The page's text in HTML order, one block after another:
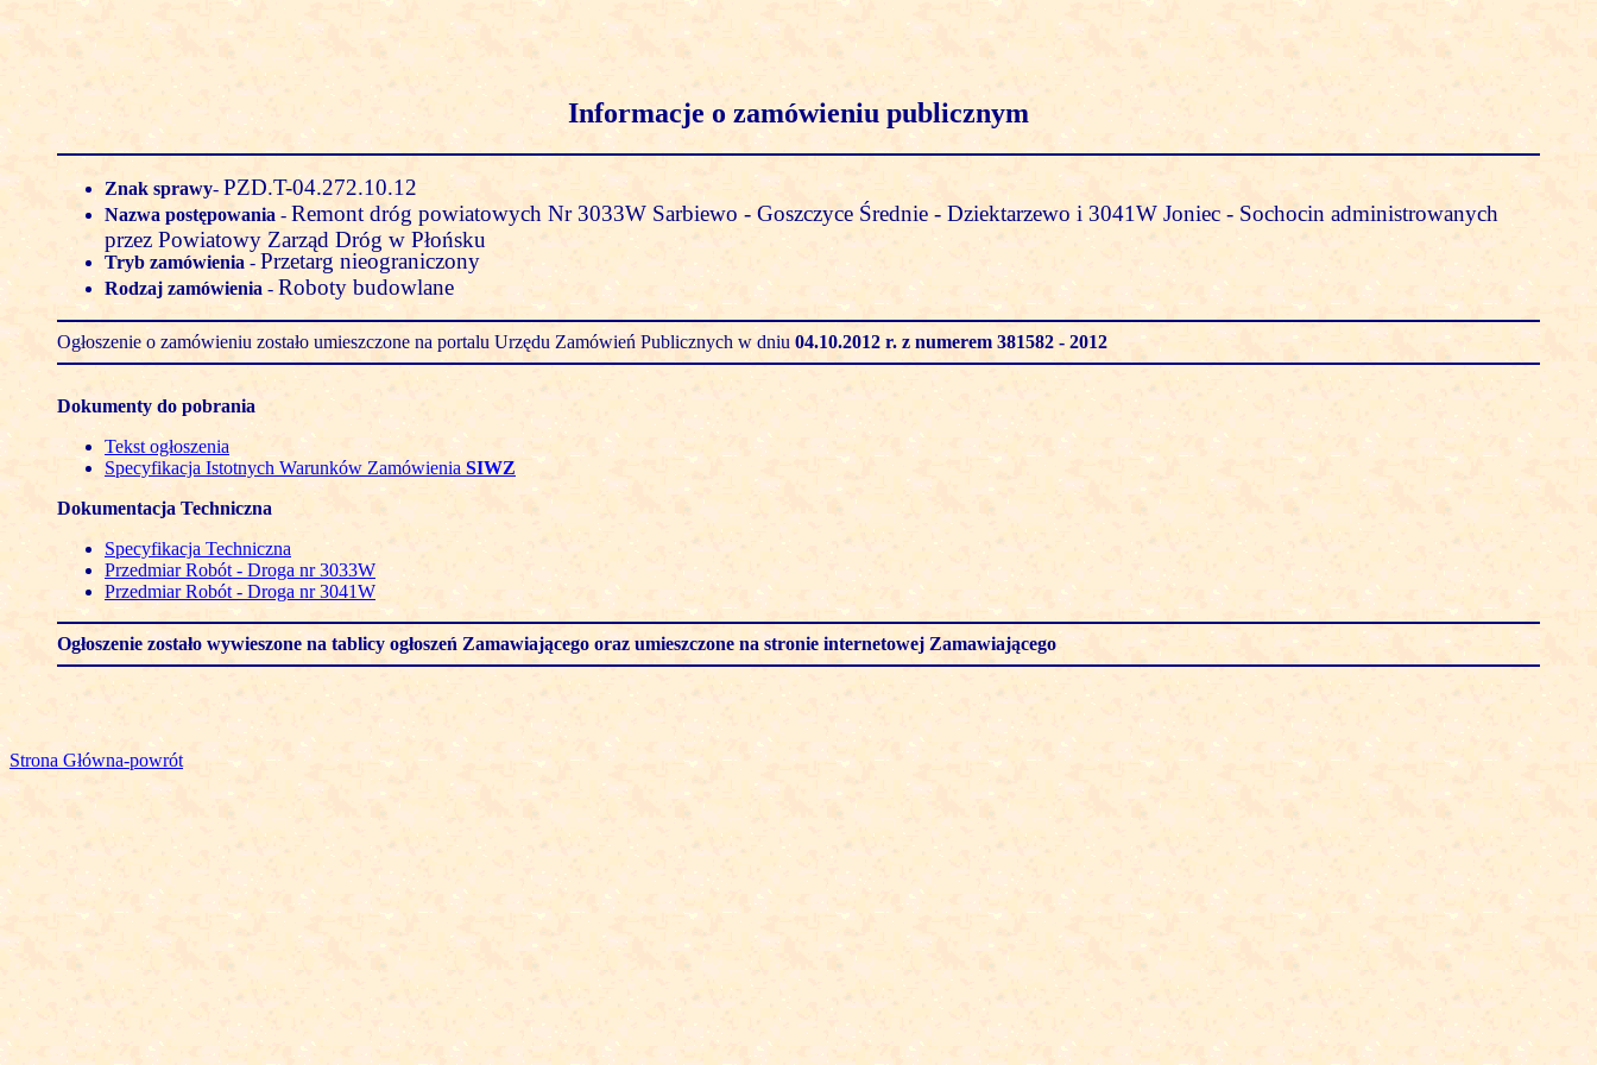
Informacje o zamówieniu publicznym
Znak sprawy- PZD.T-04.272.10.12
Nazwa postępowania - Remont dróg powiatowych Nr 3033W Sarbiewo - Goszczyce Średnie - Dziektarzewo i 3041W Joniec - Sochocin administrowanych
przez Powiatowy Zarząd Dróg w Płońsku
Tryb zamówienia - Przetarg nieograniczony
Rodzaj zamówienia - Roboty budowlane
Ogłoszenie o zamówieniu zostało umieszczone na portalu Urzędu Zamówień Publicznych w dniu 04.10.2012 r. z numerem 381582 - 2012
Dokumenty do pobrania
Tekst ogłoszenia
Specyfikacja Istotnych Warunków Zamówienia SIWZ
Dokumentacja Techniczna
Specyfikacja Techniczna
Przedmiar Robót - Droga nr 3033W
Przedmiar Robót - Droga nr 3041W
Ogłoszenie zostało wywieszone na tablicy ogłoszeń Zamawiającego oraz umieszczone na stronie internetowej Zamawiającego
Strona Główna-powrót